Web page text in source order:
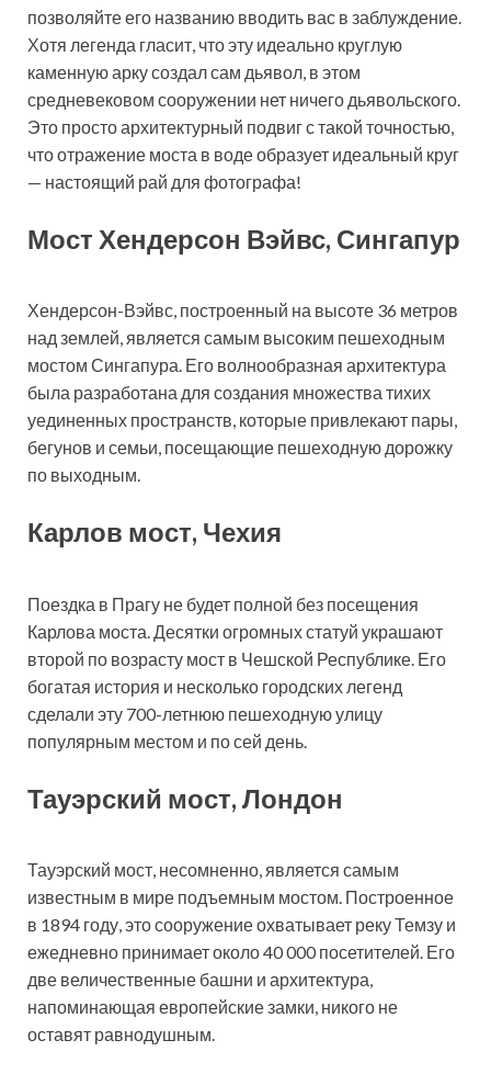
позволяйте его названию вводить вас в заблуждение.
Хотя легенда гласит, что эту идеально круглую
каменную арку создал сам дьявол, в этом
средневековом сооружении нет ничего дьявольского.
Это просто архитектурный подвиг с такой точностью,
что отражение моста в воде образует идеальный круг
— настоящий рай для фотографа!
Мост Хендерсон Вэйвс, Сингапур
Хендерсон-Вэйвс, построенный на высоте 36 метров
над землей, является самым высоким пешеходным
мостом Сингапура. Его волнообразная архитектура
была разработана для создания множества тихих
уединенных пространств, которые привлекают пары,
бегунов и семьи, посещающие пешеходную дорожку
по выходным.
Карлов мост, Чехия
Поездка в Прагу не будет полной без посещения
Карлова моста. Десятки огромных статуй украшают
второй по возрасту мост в Чешской Республике. Его
богатая история и несколько городских легенд
сделали эту 700-летнюю пешеходную улицу
популярным местом и по сей день.
Тауэрский мост, Лондон
Тауэрский мост, несомненно, является самым
известным в мире подъемным мостом. Построенное
в 1894 году, это сооружение охватывает реку Темзу и
ежедневно принимает около 40 000 посетителей. Его
две величественные башни и архитектура,
напоминающая европейские замки, никого не
оставят равнодушным.